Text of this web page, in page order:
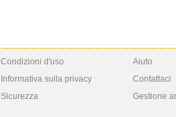
Condizioni d'uso
Informativa sulla privacy
Sicurezza
Aiuto
Contattaci
Gestione